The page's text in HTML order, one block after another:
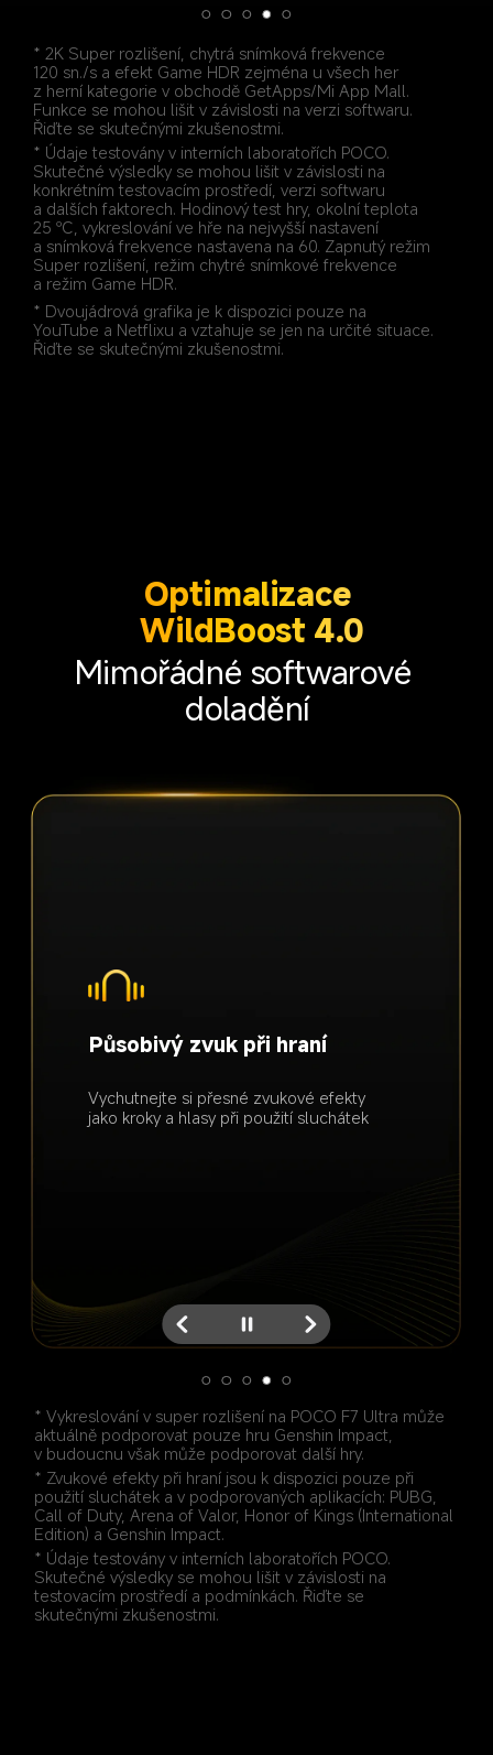
* 2K Super rozlišení, chytrá snímková frekvence
120 sn./s a efekt Game HDR zejména u všech her
z herní kategorie v obchodě GetApps/Mi App Mall.
Funkce se mohou lišit v závislosti na verzi softwaru.
Řiďte se skutečnými zkušenostmi.
* Údaje testovány v interních laboratořích POCO.
Skutečné výsledky se mohou lišit v závislosti na
konkrétním testovacím prostředí, verzi softwaru
a dalších faktorech. Hodinový test hry, okolní teplota
25 ℃, vykreslování ve hře na nejvyšší nastavení
a snímková frekvence nastavena na 60. Zapnutý režim
Super rozlišení, režim chytré snímkové frekvence
a režim Game HDR.
* Dvoujádrová grafika je k dispozici pouze na
YouTube a Netflixu a vztahuje se jen na určité situace.
Řiďte se skutečnými zkušenostmi.
Optimalizace
WildBoost 4.0
Mimořádné softwarové
doladění
Plánování výkonu umělé
inteligence
a grafického procesoru pro mimořádně
plynulé a nepřetržité hraní
Vykreslování v super
rozlišení
vylepšenou kvalitu obrazu
Okamžité ovládání her
s rychlejší odezvou
Působivý zvuk při hraní
Vychutnejte si přesné zvukové efekty
jako kroky a hlasy při použití sluchátek
nízká spotřeba energie
* Vykreslování v super rozlišení na POCO F7 Ultra může
aktuálně podporovat pouze hru Genshin Impact,
v budoucnu však může podporovat další hry.
* Zvukové efekty při hraní jsou k dispozici pouze při
použití sluchátek a v podporovaných aplikacích: PUBG,
Call of Duty, Arena of Valor, Honor of Kings (International
Edition) a Genshin Impact.
* Údaje testovány v interních laboratořích POCO.
Skutečné výsledky se mohou lišit v závislosti na
testovacím prostředí a podmínkách. Řiďte se
skutečnými zkušenostmi.